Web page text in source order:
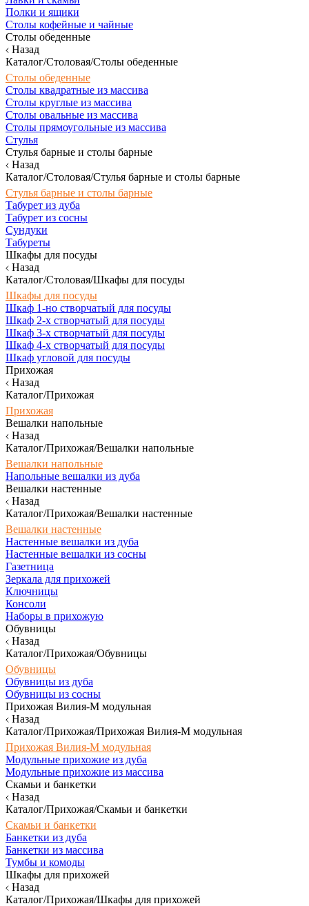
Полки и ящики
Столы кофейные и чайные
Столы обеденные
Назад
Каталог/Столовая/Столы обеденные
Столы обеденные
Столы квадратные из массива
Столы круглые из массива
Столы овальные из массива
Столы прямоугольные из массива
Стулья
Стулья барные и столы барные
Назад
Каталог/Столовая/Стулья барные и столы барные
Стулья барные и столы барные
Табурет из дуба
Табурет из сосны
Сундуки
Табуреты
Шкафы для посуды
Назад
Каталог/Столовая/Шкафы для посуды
Шкафы для посуды
Шкаф 1-но створчатый для посуды
Шкаф 2-х створчатый для посуды
Шкаф 3-х створчатый для посуды
Шкаф 4-х створчатый для посуды
Шкаф угловой для посуды
Прихожая
Назад
Каталог/Прихожая
Прихожая
Вешалки напольные
Назад
Каталог/Прихожая/Вешалки напольные
Вешалки напольные
Напольные вешалки из дуба
Вешалки настенные
Назад
Каталог/Прихожая/Вешалки настенные
Вешалки настенные
Настенные вешалки из дуба
Настенные вешалки из сосны
Газетница
Зеркала для прихожей
Ключницы
Консоли
Наборы в прихожую
Обувницы
Назад
Каталог/Прихожая/Обувницы
Обувницы
Обувницы из дуба
Обувницы из сосны
Прихожая Вилия-М модульная
Назад
Каталог/Прихожая/Прихожая Вилия-М модульная
Прихожая Вилия-М модульная
Модульные прихожие из дуба
Модульные прихожие из массива
Скамьи и банкетки
Назад
Каталог/Прихожая/Скамьи и банкетки
Скамьи и банкетки
Банкетки из дуба
Банкетки из массива
Тумбы и комоды
Шкафы для прихожей
Назад
Каталог/Прихожая/Шкафы для прихожей